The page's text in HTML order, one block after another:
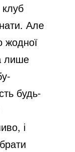
Але
жодної
лише
будь-
і